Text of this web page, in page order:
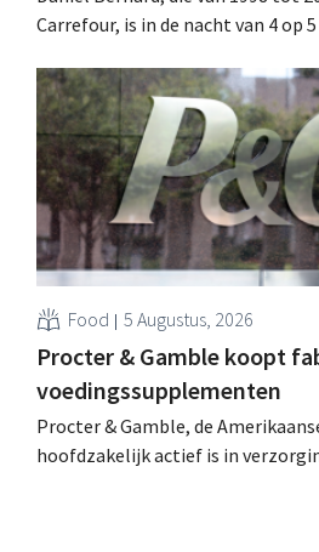
Carrefour, is in de nacht van 4 op
retailer, realiseerde de fusie met
toenmalig Belgisch marktleider
Food 5 Augustus, 2026
Procter & Gamble koopt
voedingssupplementen
Procter & Gamble, de
hoofdzakelijk actief is in